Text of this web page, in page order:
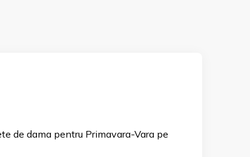
de dama pentru Primavara-Vara pe